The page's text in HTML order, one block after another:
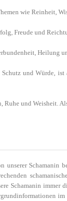
wie Reinheit,
Freude und
Heilung
und Würde, ist
und Weisheit.
unserer Schamanin
Schamanin